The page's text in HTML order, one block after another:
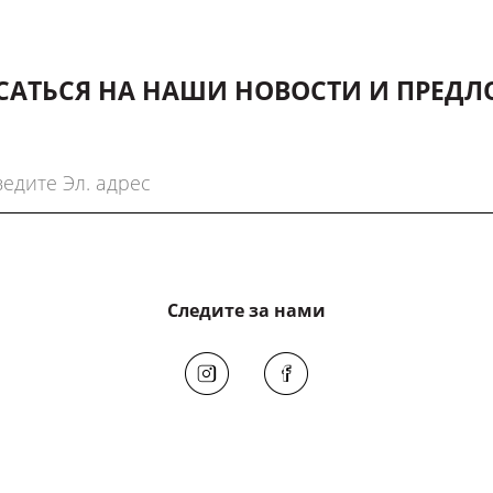
НА НАШИ НОВОСТИ И
Следите за нами